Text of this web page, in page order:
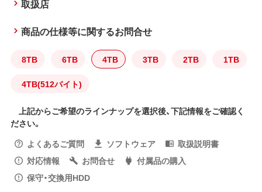
取扱店
商品の仕様等に関するお問合せ
8TB 6TB 4TB 3TB 2TB 1TB
4TB(512バイト)
上記からご希望のラインナップを選択後、下記情報をご確認く
ださい。
よくあるご質問
ソフトウェア
取扱説明書
対応情報
お問合せ
付属品の購入
保守・交換用HDD